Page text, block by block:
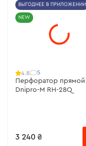
ВЫГОДНЕЕ В ПРИЛОЖЕНИИ
NEW
4.8 5
Перфоратор прямой
Dnipro-M RH-28Q
3 240 ₴